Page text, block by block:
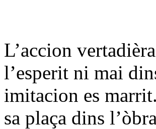
L’accion
l’esperit ni mai
imitacion es
sa plaça dins